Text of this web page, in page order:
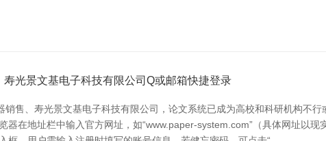
光景文基电子科技有限公司Q或邮箱快捷登录
售、寿光景文基电子科技有限公司，论文系统已成为高校和科研机构不
在地址栏中输入官方网址，如“www.paper-system.com”（具体网址以